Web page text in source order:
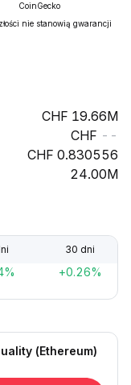
CoinGecko
nie stanowią gwarancji
19.66M
--
0.830556
24.00M
30 dni
+0.26%
(Ethereum)